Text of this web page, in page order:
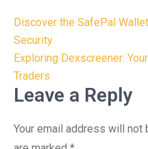
Post
navigation
Discover the SafePal
Security
Exploring Dexscreener:
Traders
Leave a Reply
Your email address will not